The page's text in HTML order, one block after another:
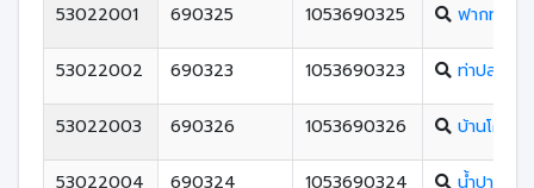
53022001 690325 1053690325 ฟากท่าวิท
53022002 690323 1053690323 ท่าปลาปร
53022003 690326 1053690326 บ้านโคกวิ